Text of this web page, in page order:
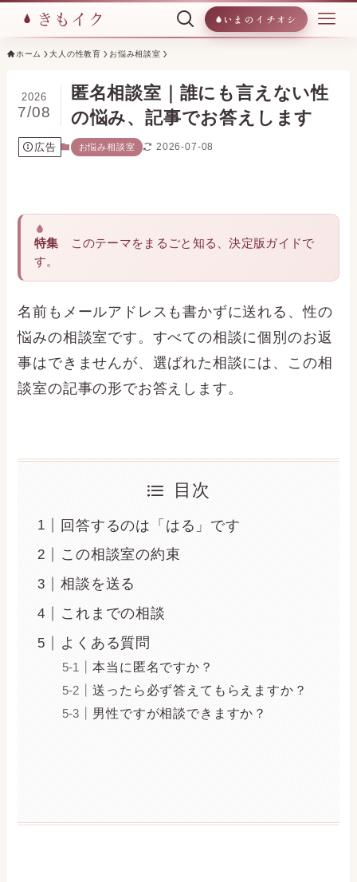
いまのイチオシ
ホーム 大人の性教育 お悩み相談室
匿名相談室｜誰にも言えない性
の悩み、記事でお答えします
2026
7/08
広告 お悩み相談室 2026-07-08
特集 このテーマをまるごと知る、決定版ガイドで
す。
名前もメールアドレスも書かずに送れる、性の
悩みの相談室です。すべての相談に個別のお返
事はできませんが、選ばれた相談には、この相
談室の記事の形でお答えします。
目次
回答するのは「はる」です
この相談室の約束
相談を送る
これまでの相談
よくある質問
本当に匿名ですか？
送ったら必ず答えてもらえますか？
男性ですが相談できますか？